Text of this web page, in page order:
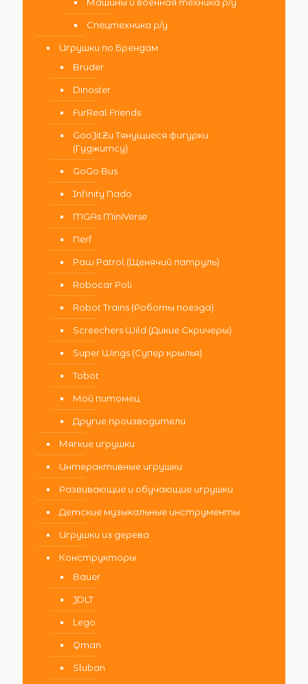
Спецтехника р/у
Игрушки по Брендам
Bruder
Dinoster
FurReal Friends
GooJitZu Тянущиеся фигурки
(Гуджитсу)
GoGo Bus
Infinity Nado
MGAs MiniVerse
Nerf
Paw Patrol (Щенячий патруль)
Robocar Poli
Robot Trains (Роботы поезда)
Screechers Wild (Дикие Скричеры)
Super Wings (Супер крылья)
Tobot
Мой питомец
Другие производители
Мягкие игрушки
Интерактивные игрушки
Развивающие и обучающие игрушки
Детские музыкальные инструменты
Игрушки из дерева
Конструкторы
Bauer
JDLT
Lego
Qman
Sluban